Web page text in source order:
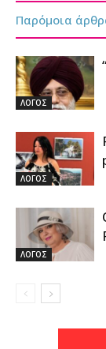
Παρόμοια
ΛΟΓΟΣ
ΛΟΓΟΣ
ΛΟΓΟΣ